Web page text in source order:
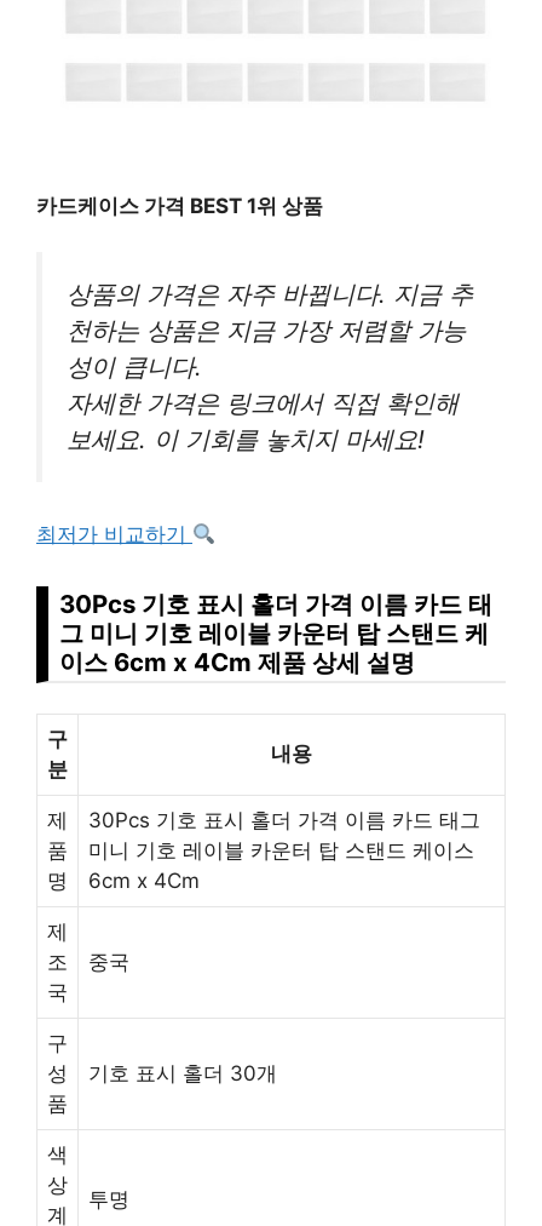
카드케이스 가격 BEST 1위 상품
상품의 가격은 자주 바뀝니다. 지금 추
천하는 상품은 지금 가장 저렴할 가능
성이 큽니다.
자세한 가격은 링크에서 직접 확인해
보세요. 이 기회를 놓치지 마세요!
최저가 비교하기
30Pcs 기호 표시 홀더 가격 이름 카드 태
그 미니 기호 레이블 카운터 탑 스탠드 케
이스 6cm x 4Cm 제품 상세 설명
구
분
내용
제
품
명
30Pcs 기호 표시 홀더 가격 이름 카드 태그
미니 기호 레이블 카운터 탑 스탠드 케이스
6cm x 4Cm
제
조
국
중국
구
성
품
기호 표시 홀더 30개
색
상
계
투명